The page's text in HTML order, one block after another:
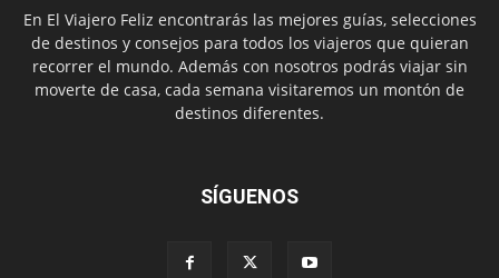
En El Viajero Feliz encontrarás las mejores guías, selecciones
de destinos y consejos para todos los viajeros que quieran
recorrer el mundo. Además con nosotros podrás viajar sin
moverte de casa, cada semana visitaremos un montón de
destinos diferentes.
SÍGUENOS